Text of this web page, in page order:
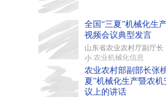
全国“三夏”机械化生
视频会议典型发言
山东省农业农村厅副厅
小 农业机械化信息
农业农村部副部长张
夏”机械化生产暨农
议上的讲话